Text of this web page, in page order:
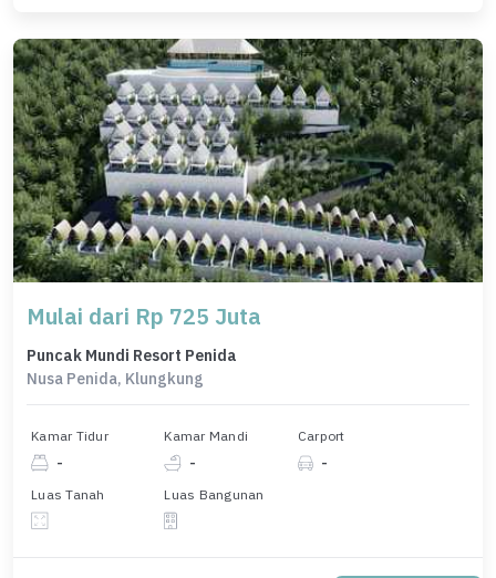
Mulai dari Rp 725 Juta
Puncak Mundi Resort Penida
Nusa Penida, Klungkung
Kamar Tidur
-
Kamar Mandi
-
Carport
-
Luas Tanah Luas Bangunan